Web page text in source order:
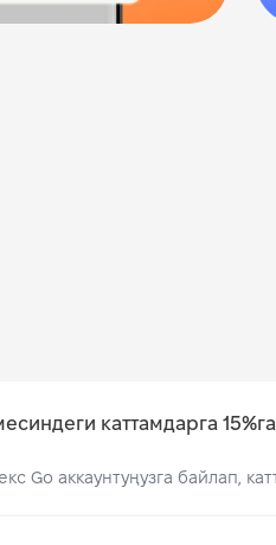
каттамдарга
Go аккаунтуңузга байлап,